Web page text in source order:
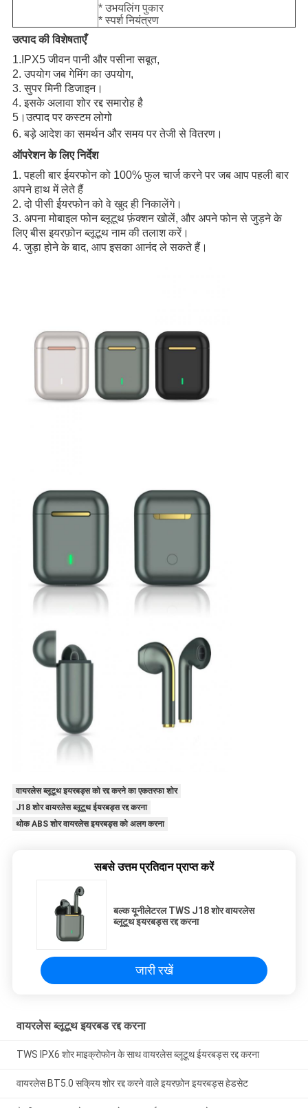
* उभयलिंग पुकार
* स्पर्श नियंत्रण
उत्पाद की विशेषताएँ
1.IPX5 जीवन पानी और पसीना सबूत,
2. उपयोग जब गेमिंग का उपयोग,
3. सुपर मिनी डिजाइन।
4. इसके अलावा शोर रद्द समारोह है
5।उत्पाद पर कस्टम लोगो
6. बड़े आदेश का समर्थन औरसमय पर तेजी से वितरण।
ऑपरेशन के लिए निर्देश
1. पहली बार ईयरफोन को 100% फुल चार्ज करने पर जब आप पहली बार
अपने हाथ में लेते हैं
2. दो पीसी ईयरफोन को वे खुद ही निकालेंगे।
3. अपना मोबाइल फोन ब्लूटूथ फ़ंक्शन खोलें, और अपने फोन से जुड़ने के
लिए बीस इयरफ़ोन ब्लूटूथ नाम की तलाश करें।
4. जुड़ा होने के बाद, आप इसका आनंद ले सकते हैं।
वायरलेस ब्लूटूथ इयरबड्स को रद्द करने का एकतरफा शोर
J18 शोर वायरलेस ब्लूटूथ ईयरबड्स रद्द करना
थोक ABS शोर वायरलेस इयरबड्स को अलग करना
सबसे उत्तम प्रतिदान प्राप्त करें
बल्क यूनीलेटरल TWS J18 शोर वायरलेस
ब्लूटूथ इयरबड्स रद्द करना
जारी रखें
वायरलेस ब्लूटूथ इयरबड रद्द करना
TWS IPX6 शोर माइक्रोफोन के साथ वायरलेस ब्लूटूथ ईयरबड्स रद्द करना
वायरलेस BT5.0 सक्रिय शोर रद्द करने वाले इयरफ़ोन इयरबड्स हेडसेट